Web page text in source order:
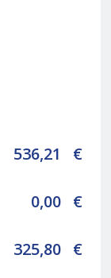
536,21
€
0,00 €
325,80 €